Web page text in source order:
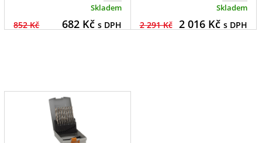
Skladem
852 Kč 682Kč s DPH
Skladem
2 291 Kč 2 016Kč s DPH